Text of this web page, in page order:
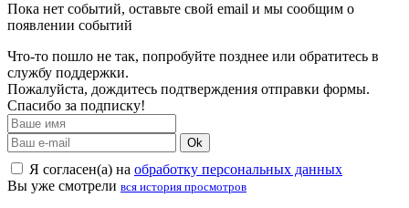
Пока нет событий, оставьте свой email и мы сообщим о
появлении событий
Что-то пошло не так, попробуйте позднее или обратитесь в
службу поддержки.
Пожалуйста, дождитесь подтверждения отправки формы.
Спасибо за подписку!
Ok
Я согласен(а) на обработку персональных данных
Вы уже смотрели вся история просмотров